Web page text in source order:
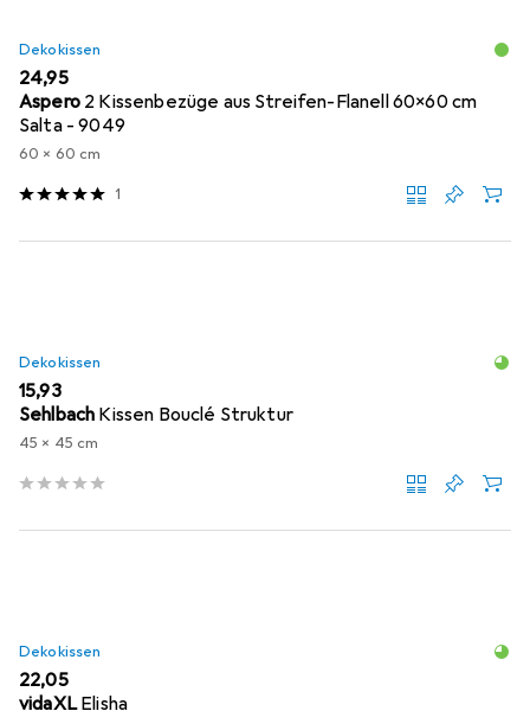
Dekokissen
EUR
24,95
Aspero 2 Kissenbezüge aus Streifen-Flanell 60x60 cm
Salta - 9049
60 x 60 cm
1
Dekokissen
EUR
15,93
Sehlbach Kissen Bouclé Struktur
45 x 45 cm
Dekokissen
EUR
22,05
vidaXL Elisha